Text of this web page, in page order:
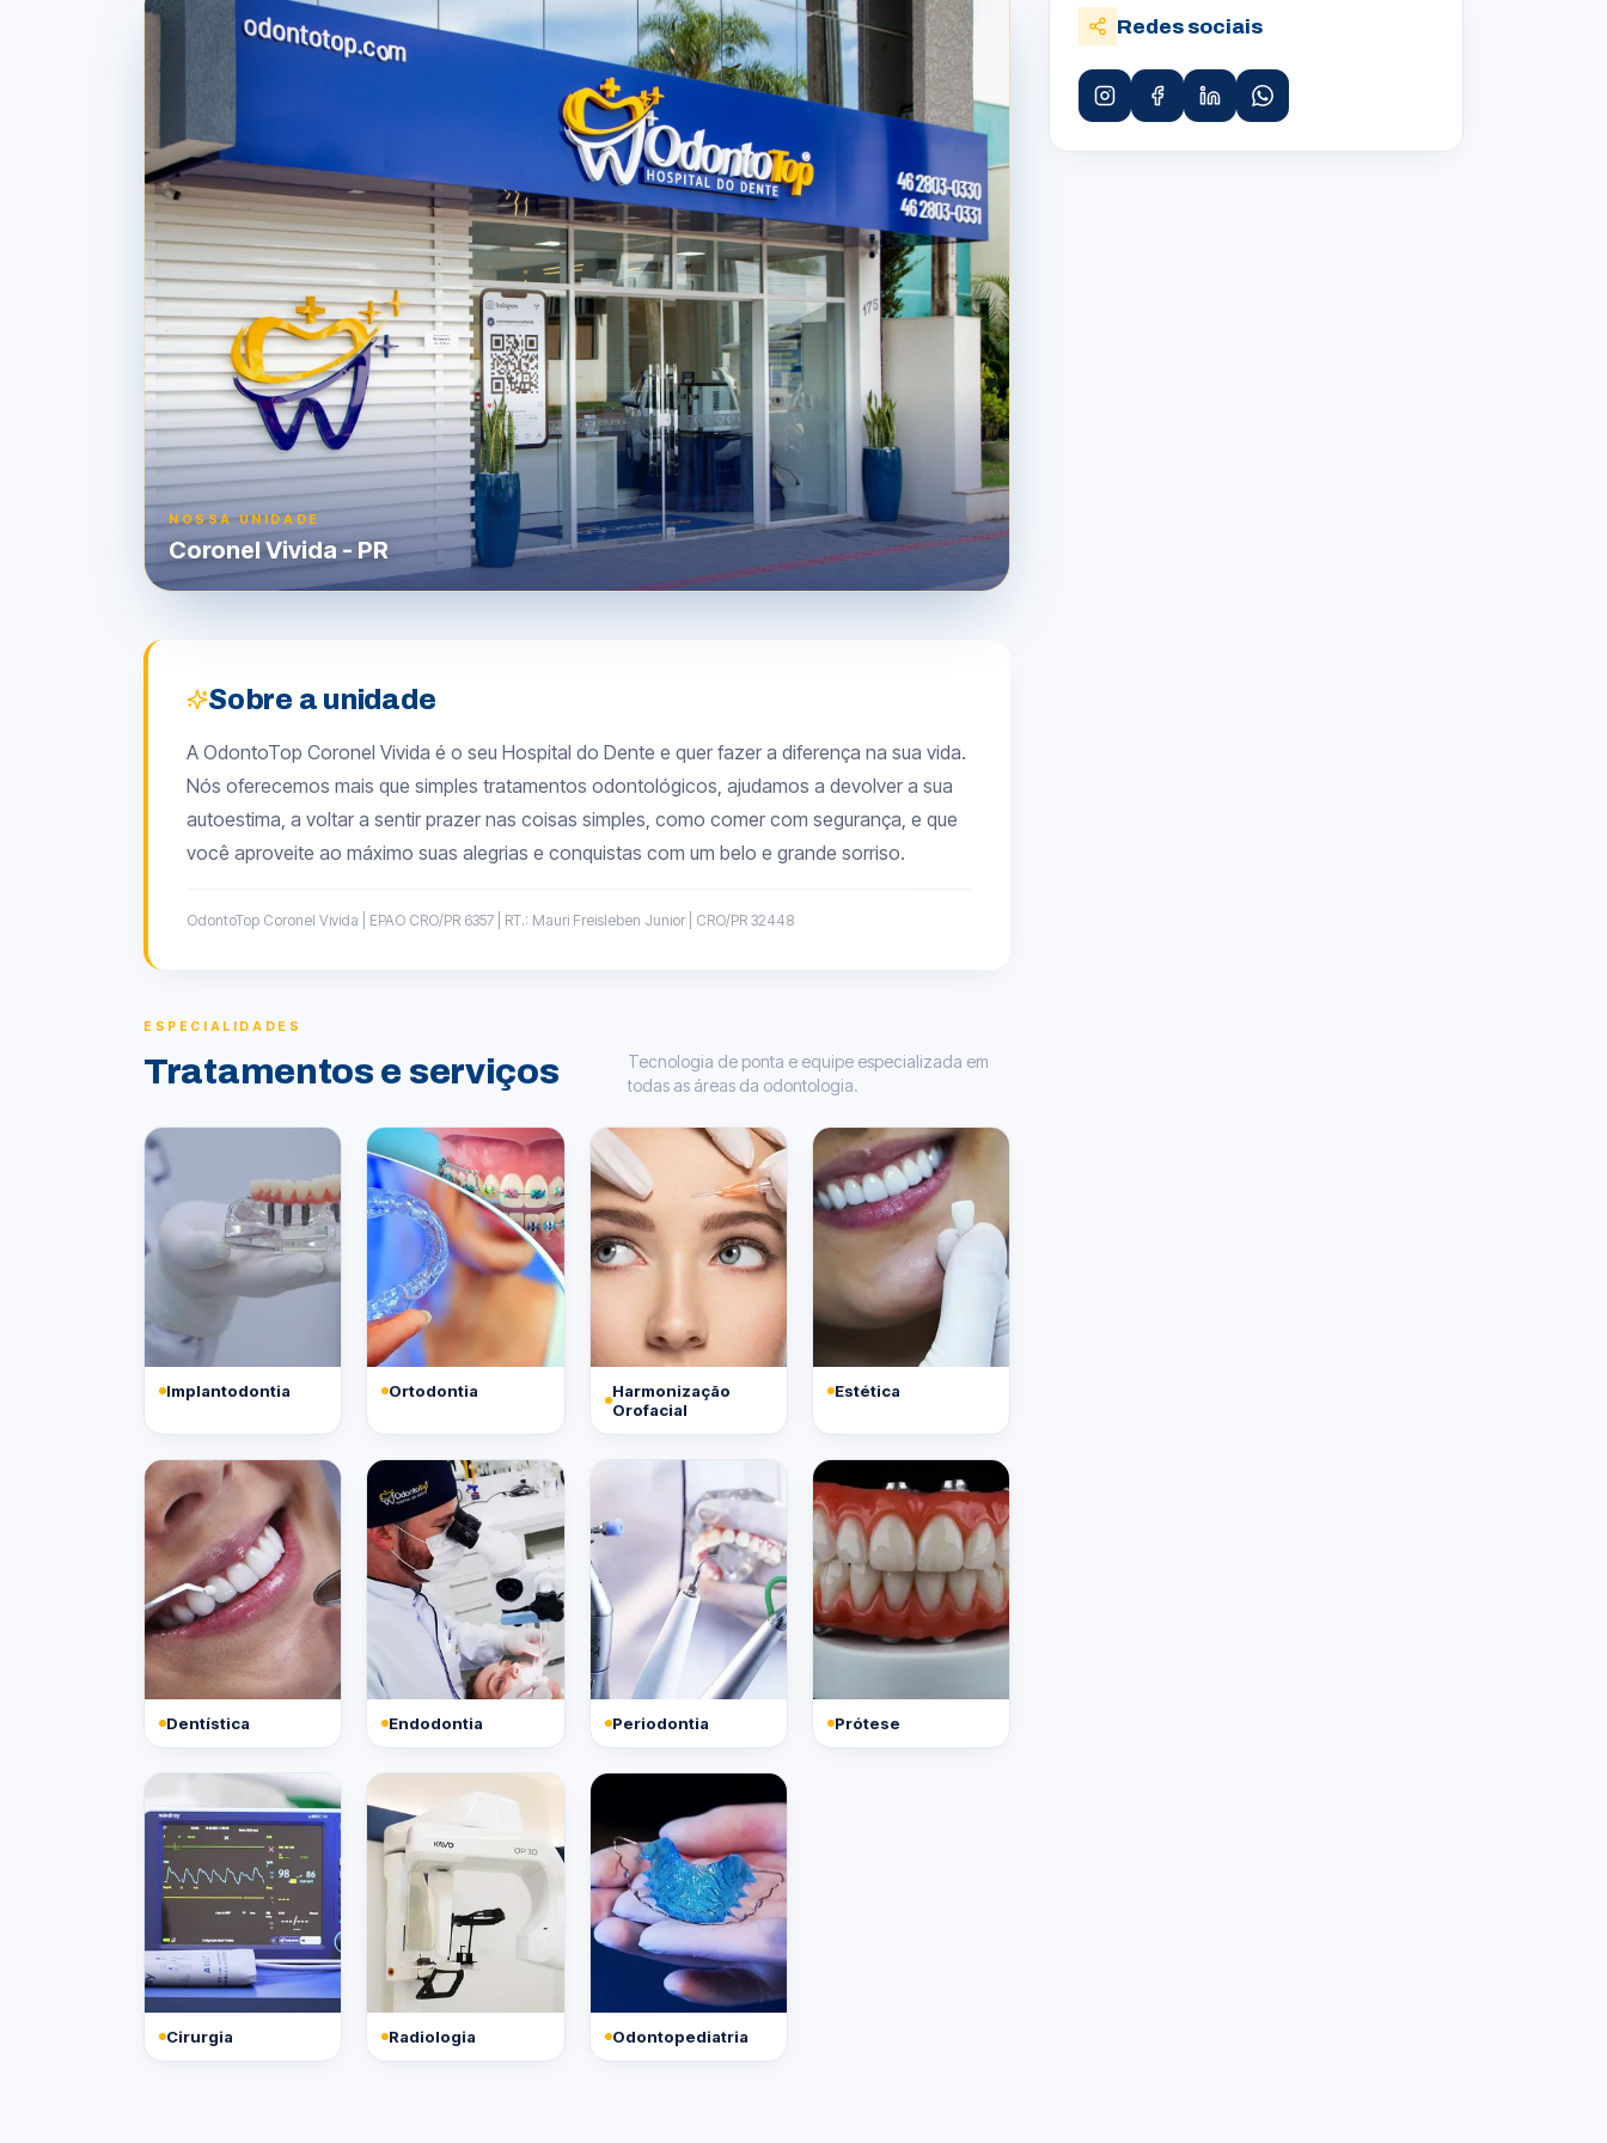
NOSSA UNIDADE
Coronel Vivida - PR
Sobre a unidade
A OdontoTop Coronel Vivida é o seu Hospital do Dente e quer fazer a diferença na sua vida.
Nós oferecemos mais que simples tratamentos odontológicos, ajudamos a devolver a sua
autoestima, a voltar a sentir prazer nas coisas simples, como comer com segurança, e que
você aproveite ao máximo suas alegrias e conquistas com um belo e grande sorriso.
OdontoTop Coronel Vivida | EPAO CRO/PR 6357 | RT.: Mauri Freisleben Junior | CRO/PR 32448
ESPECIALIDADES
Tratamentos e serviços
Tecnologia de ponta e equipe especializada em
todas as áreas da odontologia.
Implantodontia Ortodontia
Harmonização
Orofacial
Estética
Dentística Endodontia Periodontia Prótese
Cirurgia Radiologia Odontopediatria
Redes sociais